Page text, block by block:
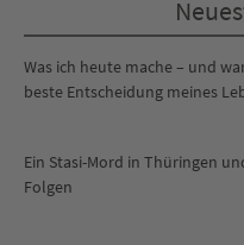
Was ich heute mache – und
beste Entscheidung meines
Ein Stasi-Mord in Thüringen
Folgen